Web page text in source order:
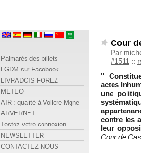
Cour
Par
#1511 ::
"
actes
une
contre les
leur
Cour de
Palmarès des billets
LGDM sur Facebook
LIVRADOIS-FOREZ
METEO
AIR : qualité à Vollore-Mgne
ARVERNET
Testez votre connexion
NEWSLETTER
CONTACTEZ-NOUS